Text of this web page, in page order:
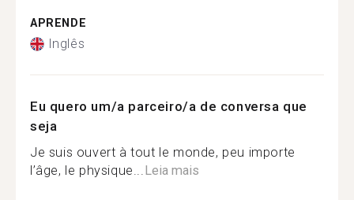
APRENDE
Inglês
Eu quero um/a parceiro/a de conversa que
seja
Je suis ouvert à tout le monde, peu importe
l’âge, le physique...Leia mais